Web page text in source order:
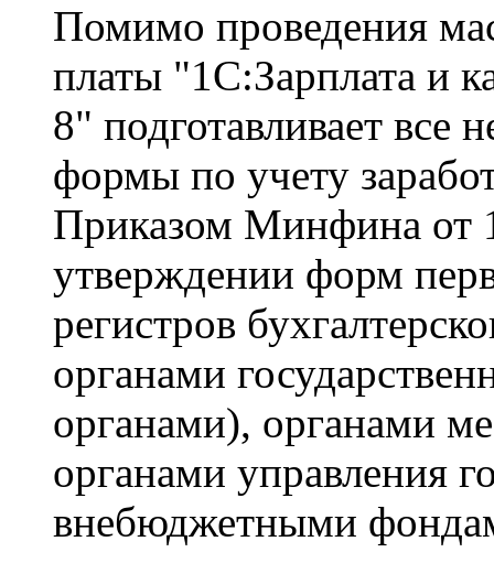
Помимо проведения
платы "1С:Зарплата и
8" подготавливает
формы по учету
Приказом Минфина от
утверждении форм
регистров
органами
органами), органами
органами управления
внебюджетными